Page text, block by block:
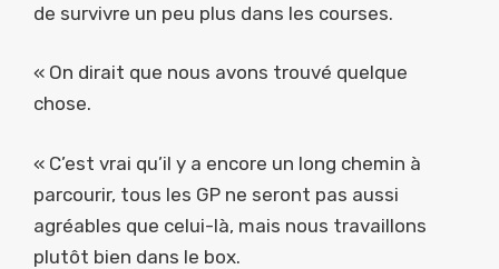
de survivre un peu plus dans les courses.
« On dirait que nous avons trouvé quelque
chose.
« C’est vrai qu’il y a encore un long chemin à
parcourir, tous les GP ne seront pas aussi
agréables que celui-là, mais nous travaillons
plutôt bien dans le box.